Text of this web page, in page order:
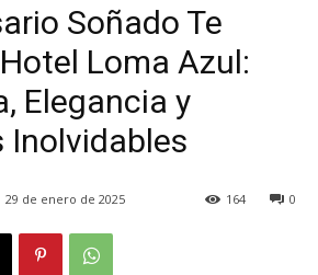
Soñado Te
Loma Azul:
Elegancia y
Inolvidables
29 de enero de 2025 0
164